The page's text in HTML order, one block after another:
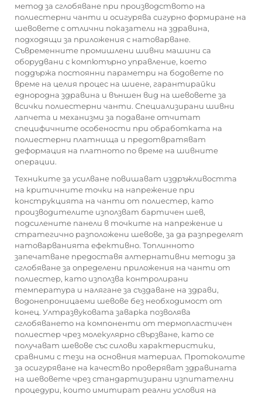
метод за сглобяване при производството на
полиестерни чанти и осигурява сигурно формиране на
шевовете с отлични показатели на здравина,
подходящи за приложения с натоварване.
Съвременните промишлени шивни машини са
оборудвани с компютърно управление, което
поддържа постоянни параметри на бодовете по
време на целия процес на шиене, гарантирайки
еднородна здравина и външен вид на шевовете за
всички полиестерни чанти. Специализирани шивни
лапчета и механизми за подаване отчитат
специфичните особености при обработката на
полиестерни платнища и предотвратяват
деформация на платното по време на шивните
операции.
Техниките за усилване повишават издръжливостта
на критичните точки на напрежение при
конструкцията на чанти от полиестер, като
производителите използват бартичен шев,
подсилените панели в точките на напрежение и
стратегично разположени шевове, за да разпределят
натоварванията ефективно. Топлинното
запечатване предоставя алтернативни методи за
сглобяване за определени приложения на чанти от
полиестер, като използва контролирани
температура и налягане за създаване на здрави,
водонепроницаеми шевове без необходимост от
конец. Ултразвуковата заварка позволява
сглобяването на компоненти от термопластичен
полиестер чрез молекулярно свързване, като се
получават шевове със силови характеристики,
сравними с тези на основния материал. Протоколите
за осигуряване на качество проверяват здравината
на шевовете чрез стандартизирани изпитателни
процедури, които имитират реални условия на